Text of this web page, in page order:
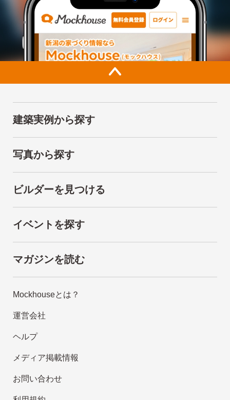
建築実例から探す
写真から探す
ビルダーを見つける
イベントを探す
マガジンを読む
Mockhouseとは？
運営会社
ヘルプ
メディア掲載情報
お問い合わせ